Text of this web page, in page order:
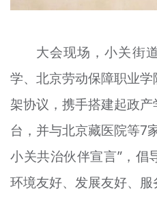
大会现场，小关街
学、北京劳动保障职业
架协议，携手搭建起政
台，并与北京藏医院等7
小关共治伙伴宣言”，倡
环境友好、发展友好、